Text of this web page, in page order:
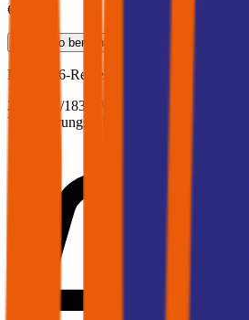
€ 190,93
Teilkasko berechnen
BMW
X6-Reihe, Vollkasko
248.7 PS/183 KW, diesel, Baujahr 2020,
Versicherungsnehmer 30 Jahre